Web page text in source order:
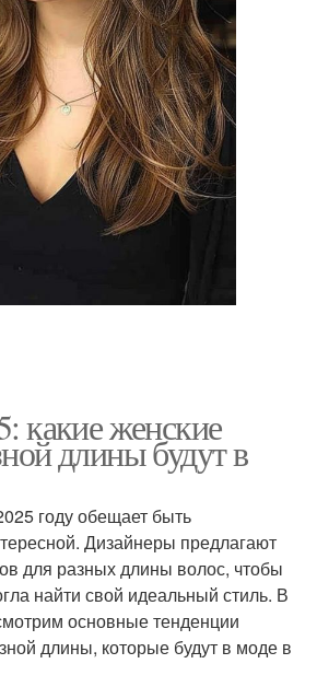
какие женские
длины будут в
году обещает быть
Дизайнеры предлагают
для разных длины волос, чтобы
найти свой идеальный стиль. В
основные тенденции
длины, которые будут в моде в